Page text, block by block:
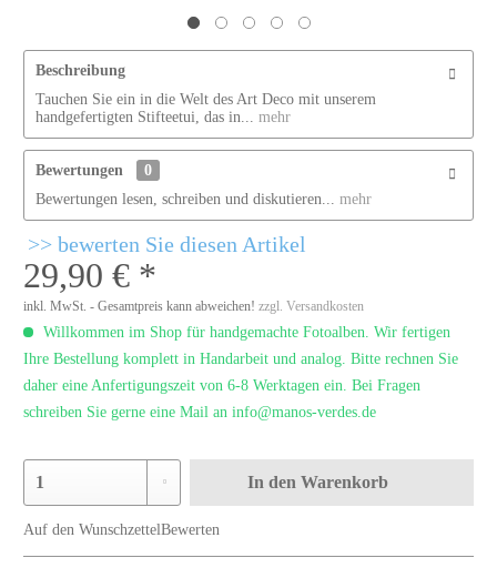
Beschreibung
Tauchen Sie ein in die Welt des Art Deco mit unserem
handgefertigten Stifteetui, das in...
mehr
Bewertungen
0
Bewertungen lesen, schreiben und diskutieren...
mehr
bewerten Sie diesen Artikel
29,90 € *
inkl. MwSt. - Gesamtpreis kann abweichen!zzgl. Versandkosten
Willkommen im Shop für handgemachte Fotoalben. Wir fertigen
Ihre Bestellung komplett in Handarbeit und analog. Bitte rechnen Sie
daher eine Anfertigungszeit von 6-8 Werktagen ein. Bei Fragen
schreiben Sie gerne eine Mail an info@manos-verdes.de
In den Warenkorb
Auf den WunschzettelBewerten